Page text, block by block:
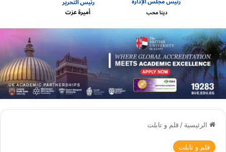
الرئيسية / قلم و تابلت
قلم و تابلت